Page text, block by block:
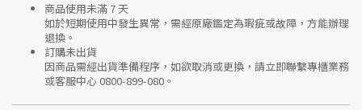
商品使用未滿 7 天
如於短期使用中發生異常，需經原廠鑑定為瑕疵或故障，方能辦理
退換。
訂購未出貨
因商品需經出貨準備程序，如欲取消或更換，請立即聯繫專櫃業務
或客服中心 0800-899-080 。